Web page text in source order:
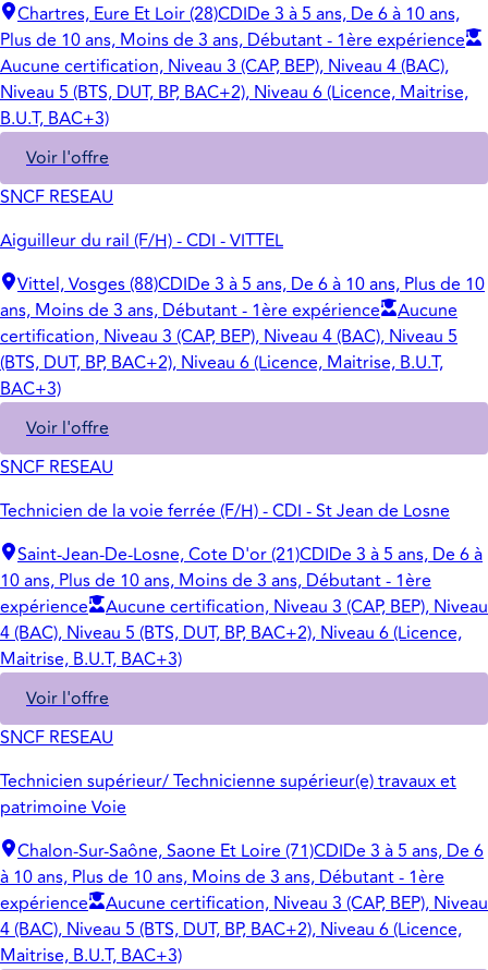
Chartres, Eure Et Loir (28)CDIDe 3 à 5 ans, De 6 à 10 ans,
Plus de 10 ans, Moins de 3 ans, Débutant - 1ère expérience
Aucune certification, Niveau 3 (CAP, BEP), Niveau 4 (BAC),
Niveau 5 (BTS, DUT, BP, BAC+2), Niveau 6 (Licence, Maitrise,
B.U.T, BAC+3)
Voir l'offre
SNCF RESEAU
Aiguilleur du rail (F/H) - CDI - VITTEL
Vittel, Vosges (88)CDIDe 3 à 5 ans, De 6 à 10 ans, Plus de 10
ans, Moins de 3 ans, Débutant - 1ère expérience
Aucune
certification, Niveau 3 (CAP, BEP), Niveau 4 (BAC), Niveau 5
(BTS, DUT, BP, BAC+2), Niveau 6 (Licence, Maitrise, B.U.T,
BAC+3)
Voir l'offre
SNCF RESEAU
Technicien de la voie ferrée (F/H) - CDI - St Jean de Losne
Saint-Jean-De-Losne, Cote D'or (21)CDIDe 3 à 5 ans, De 6 à
10 ans, Plus de 10 ans, Moins de 3 ans, Débutant - 1ère
expérience
Aucune certification, Niveau 3 (CAP, BEP), Niveau
4 (BAC), Niveau 5 (BTS, DUT, BP, BAC+2), Niveau 6 (Licence,
Maitrise, B.U.T, BAC+3)
Voir l'offre
SNCF RESEAU
Technicien supérieur/ Technicienne supérieur(e) travaux et
patrimoine Voie
Chalon-Sur-Saône, Saone Et Loire (71)CDIDe 3 à 5 ans, De 6
à 10 ans, Plus de 10 ans, Moins de 3 ans, Débutant - 1ère
expérience
Aucune certification, Niveau 3 (CAP, BEP), Niveau
4 (BAC), Niveau 5 (BTS, DUT, BP, BAC+2), Niveau 6 (Licence,
Maitrise, B.U.T, BAC+3)